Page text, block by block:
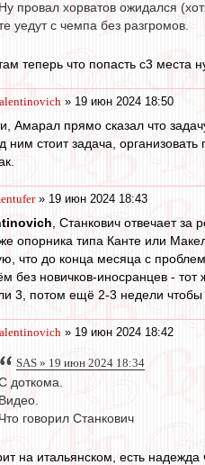
Ну провал хорватов ожидался
уедут с чемпа без разгромов.
теперь что попасть с3 места
» 19 июн 2024 18:50
Амарал прямо сказал что
ним стоит задача, организовать
» 19 июн 2024 18:43
, Станкович отвечает
опорника типа Канте или
что до конца месяца с
без новичков-иносранцев -
3, потом ещё 2-3 недели чтобы
» 19 июн 2024 18:42
SAS » 19 июн 2024 18:34
доткома.
Видео.
Что говорил Станкович
на итальянском, есть